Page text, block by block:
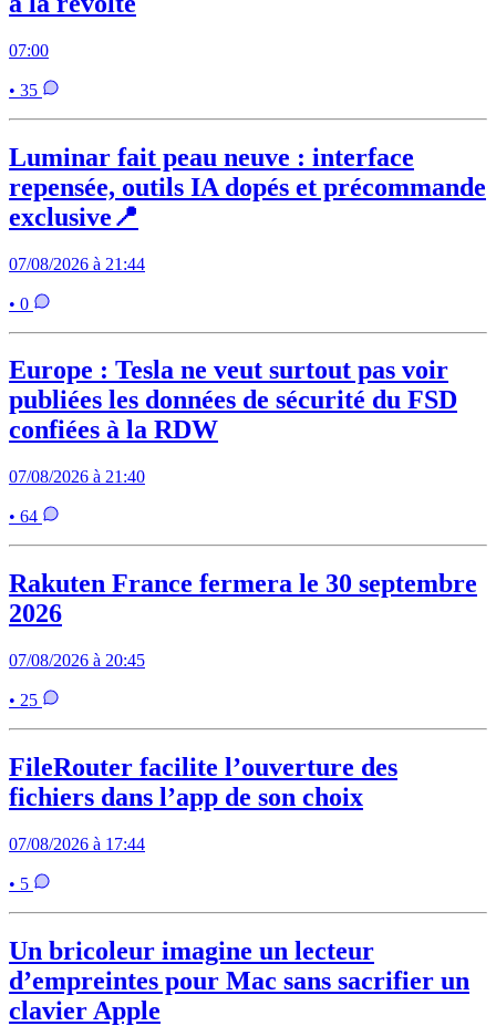
07:00
• 35
Luminar fait peau neuve : interface
repensée, outils IA dopés et précommande
exclusive📍
07/08/2026 à 21:44
• 0
Europe : Tesla ne veut surtout pas voir
publiées les données de sécurité du FSD
confiées à la RDW
07/08/2026 à 21:40
• 64
Rakuten France fermera le 30 septembre
2026
07/08/2026 à 20:45
• 25
FileRouter facilite l’ouverture des
fichiers dans l’app de son choix
07/08/2026 à 17:44
• 5
Un bricoleur imagine un lecteur
d’empreintes pour Mac sans sacrifier un
clavier Apple